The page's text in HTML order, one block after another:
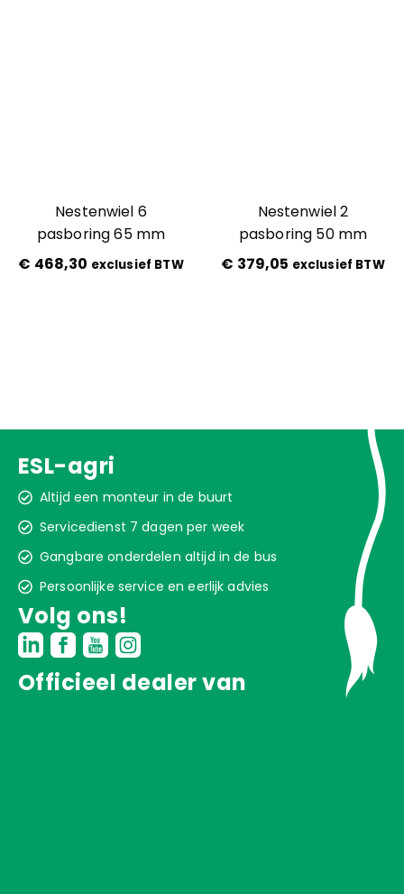
Nestenwiel 6
pasboring 65 mm
€ 468,30 exclusief BTW
Nestenwiel 2
pasboring 50 mm
€ 379,05 exclusief BTW
ESL-agri
Altijd een monteur in de buurt
Servicedienst 7 dagen per week
Gangbare onderdelen altijd in de bus
Persoonlijke service en eerlijk advies
Volg ons!
Officieel dealer van